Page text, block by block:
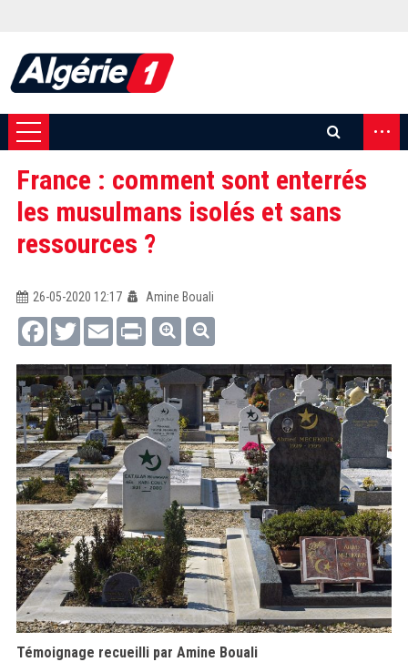
...
France : comment sont enterrés
les musulmans isolés et sans
ressources ?
26-05-2020 12:17
Amine Bouali
FacebookTwitterEmail Print
Témoignage recueilli par Amine Bouali